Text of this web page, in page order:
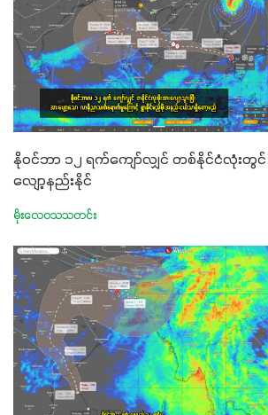
နိုဝင်ဘာ ၁၂ ရက်ကျော်လျှင် တစ်နိုင်ငံလုံးတွင်
လျော့နည်းနိုင်
မိုးလေဝသသတင်း